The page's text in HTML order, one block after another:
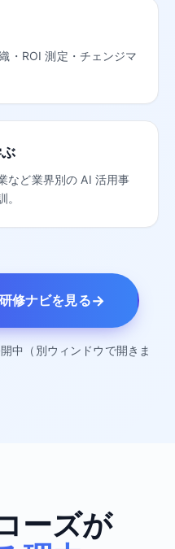
・ROI 測定・チェンジマ
など業界別の AI 活用事
修ナビを見る→
中（別ウィンドウで開きま
ーズが